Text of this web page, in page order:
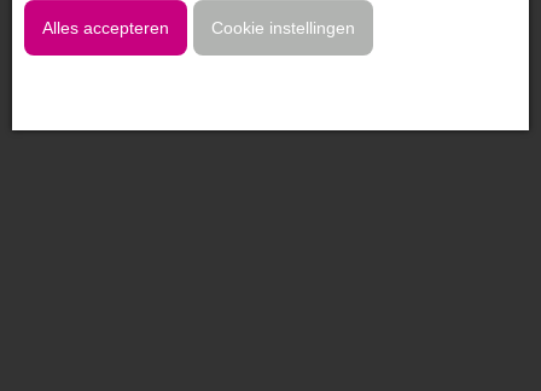
Alles accepteren Cookie instellingen